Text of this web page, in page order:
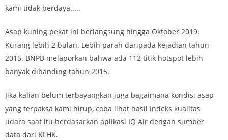
kami tidak berdaya.....
Asap kuning pekat ini berlangsung hingga Oktober 2019.
Kurang lebih 2 bulan. Lebih parah daripada kejadian tahun
2015. BNPB melaporkan bahwa ada 112 titik hotspot lebih
banyak dibanding tahun 2015.
Jika kalian belum terbayangkan juga bagaimana kondisi asap
yang terpaksa kami hirup, coba lihat hasil indeks kualitas
udara saat itu berdasarkan aplikasi IQ Air dengan sumber
data dari KLHK.